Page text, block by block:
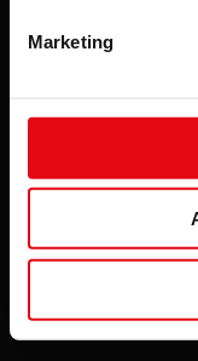
Marketing
EMAIL
MADE BY KIBOKO